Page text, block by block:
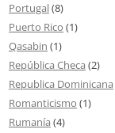
Portugal(8)
Puerto Rico (1)
Qasabin (1)
República Checa (2)
Republica Dominicana
Romanticismo (1)
Rumanía (4)